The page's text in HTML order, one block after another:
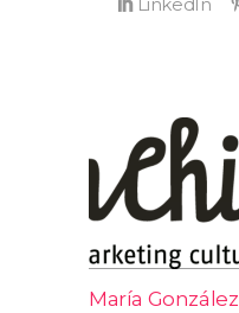
María González